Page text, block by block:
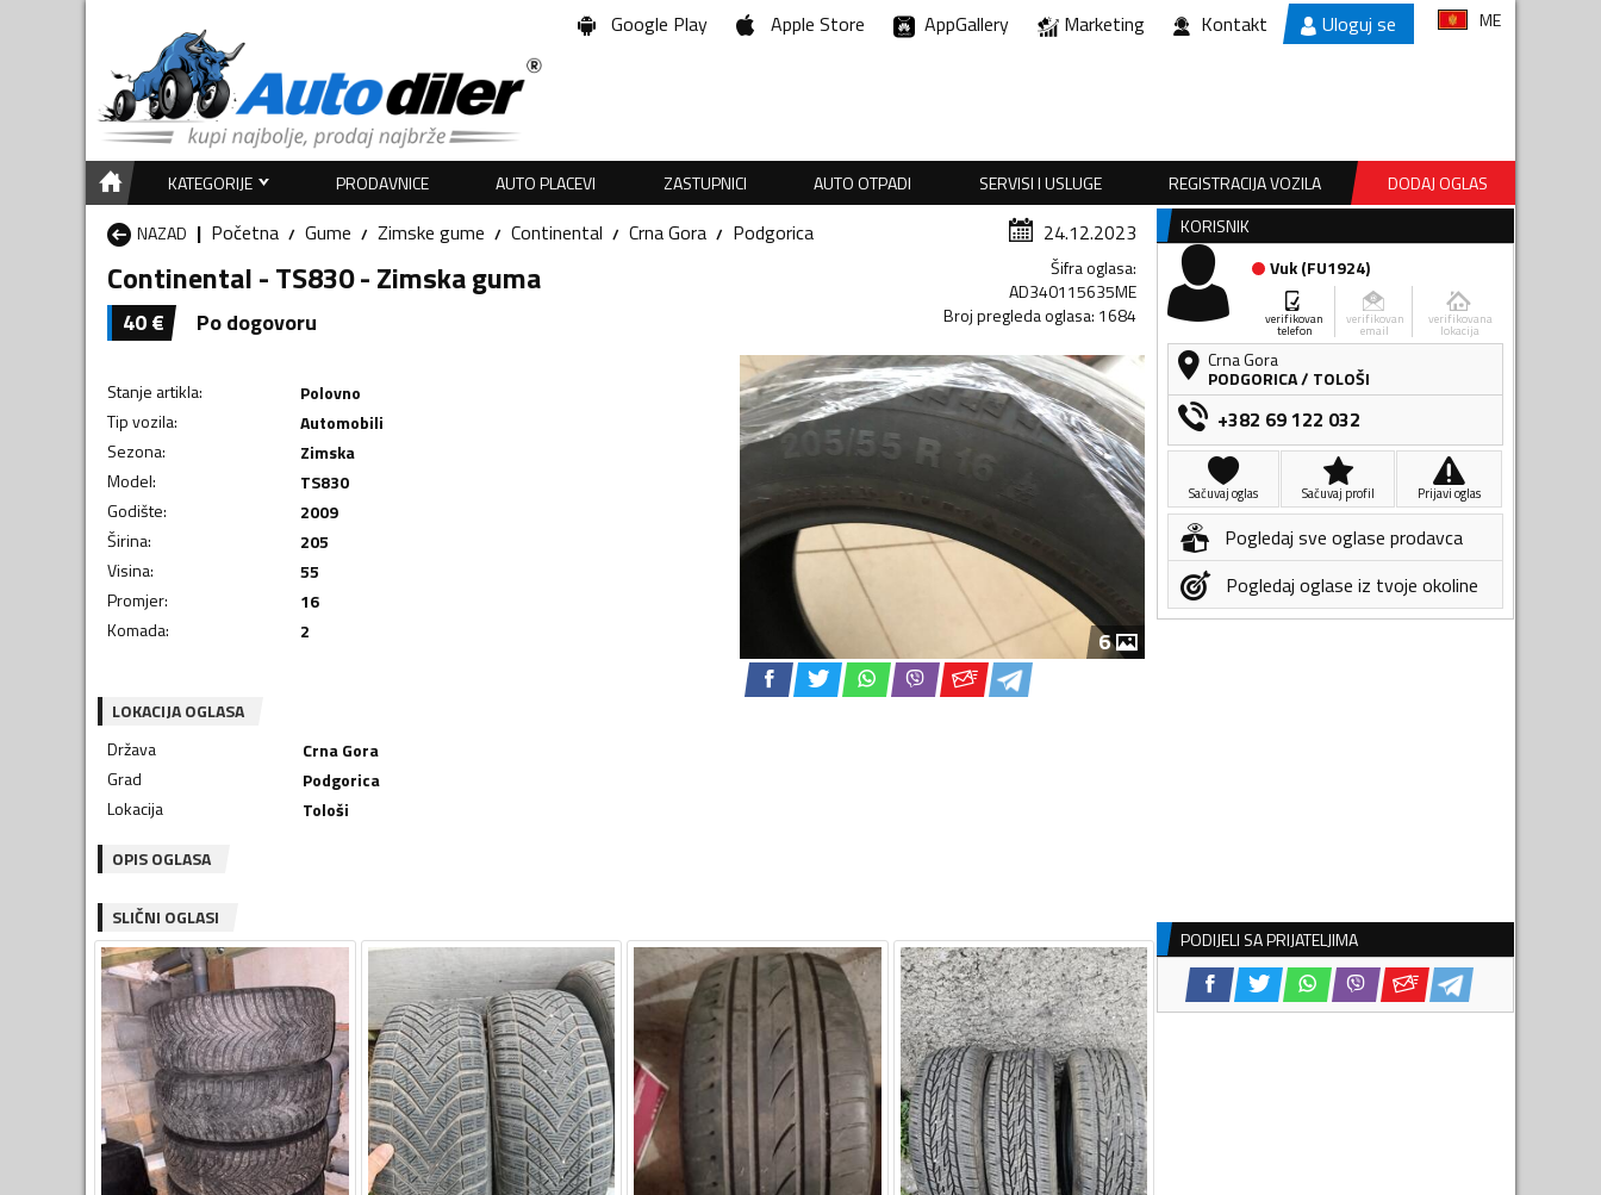
Google Play Apple Store AppGallery Marketing Kontakt Uloguj se ME
KATEGORIJE PRODAVNICE AUTO PLACEVI ZASTUPNICI AUTO OTPADI SERVISI I USLUGE REGISTRACIJA VOZILA
DODAJ OGLAS
NAZAD
Početna Gume Zimske gume Continental Crna Gora Podgorica 24.12.2023
Continental - TS830 - Zimska guma
40€ Po dogovoru
Šifra oglasa:
AD340115635ME
Broj pregleda oglasa: 1684
Stanje artikla:
Polovno
Tip vozila:
Automobili
Sezona:
Zimska
Model:
TS830
Godište:
2009
Širina:
205
Visina:
55
Promjer:
16
Komada: 2 6
LOKACIJA OGLASA
Država
Crna Gora
Grad
Podgorica
Lokacija
Tološi
OPIS OGLASA
SLIČNI OGLASI
KORISNIK
Vuk(FU1924)
verifikovan
telefon
verifikovan
email
verifikovana
lokacija
Crna Gora
PODGORICA/ TOLOŠI
+382 69 122 032
Sačuvaj oglas Sačuvaj profil Prijavi oglas
Pogledaj sve oglase prodavca
Pogledaj oglase iz tvoje okoline
PODIJELI SA PRIJATELJIMA